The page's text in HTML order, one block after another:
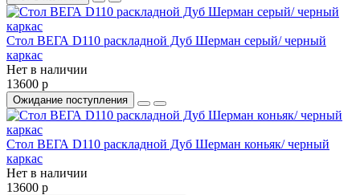
Стол ВЕГА D110 раскладной Дуб Шерман серый/ черный
каркас
Нет в наличии
13600 р
Ожидание поступления
Стол ВЕГА D110 раскладной Дуб Шерман коньяк/ черный
каркас
Нет в наличии
13600 р